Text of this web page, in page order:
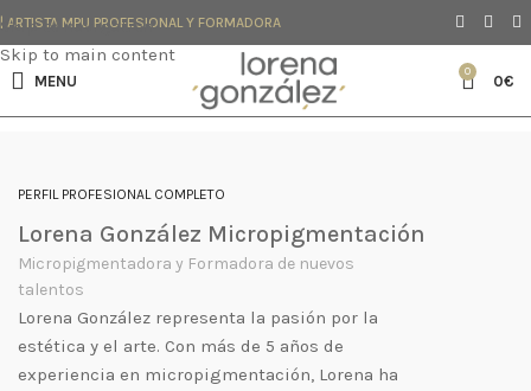
Skip to navigation
Skip to main content
| ARTISTA MPU PROFESIONAL Y FORMADORA
MENU
0
0€
PERFIL PROFESIONAL COMPLETO
Lorena González Micropigmentación
Micropigmentadora y Formadora de nuevos
talentos
Lorena González representa la pasión por la
estética y el arte. Con más de 5 años de
experiencia en micropigmentación, Lorena ha